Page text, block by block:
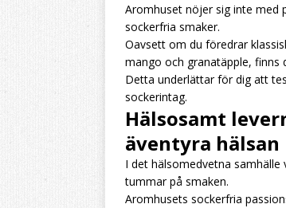
Aromhuset nöjer sig inte med
sockerfria smaker.
Oavsett om du föredrar
mango och granatäpple, finns
Detta underlättar för dig att
sockerintag.
Hälsosamt
äventyra hälsan
I det hälsomedvetna
tummar på smaken.
Aromhusets sockerfria